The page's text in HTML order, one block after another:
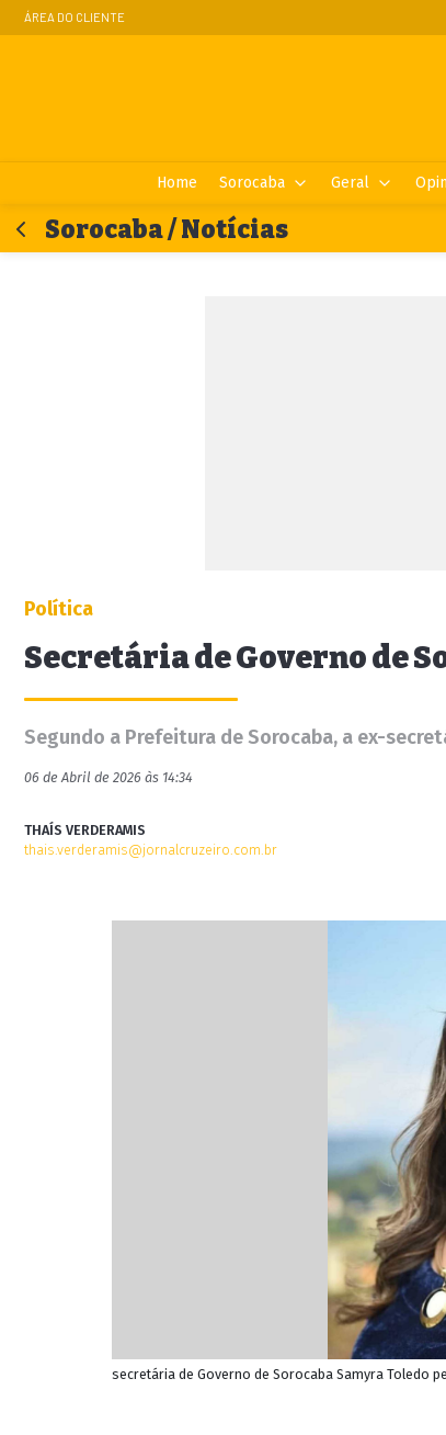
ÁREA DO CLIENTE
Home Sorocaba Geral
Sorocaba / Notícias
Política
Secretária de Governo de
Segundo a Prefeitura de Sorocaba, a ex-
06 de Abril de 2026 às 14:34
THAÍS VERDERAMIS
thais.verderamis@jornalcruzeiro.com.br
secretária de Governo de Sorocaba Samyra Toledo